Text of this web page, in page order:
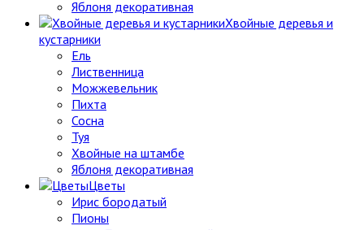
Яблоня декоративная
Хвойные деревья и
кустарники
Ель
Лиственница
Можжевельник
Пихта
Сосна
Туя
Хвойные на штамбе
Яблоня декоративная
Цветы
Ирис бородатый
Пионы